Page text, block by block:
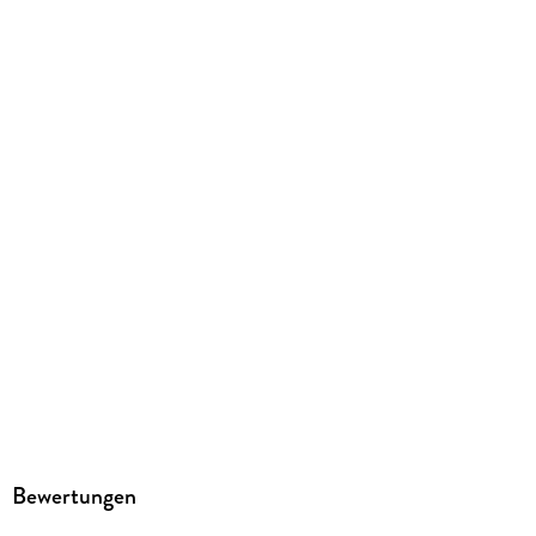
Bewertungen